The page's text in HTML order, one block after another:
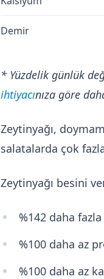
Demir
* Yüzdelik günlük
ihtiyacınıza göre
Zeytinyağı,
salatalarda çok
Zeytinyağı besini
%142 daha
%100 daha az
%100 daha az